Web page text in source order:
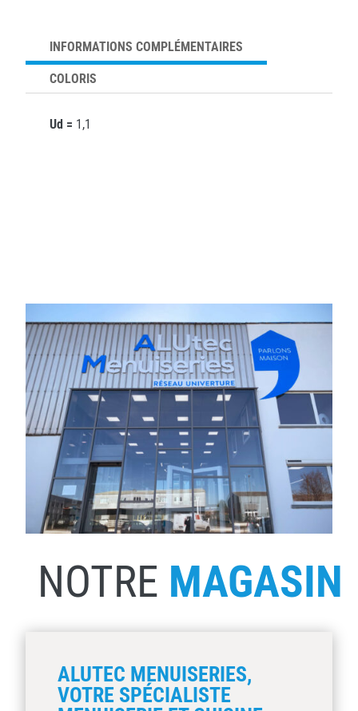
INFORMATIONS COMPLÉMENTAIRES
COLORIS
Ud = 1,1
NOTRE MAGASIN
ALUTEC MENUISERIES,
VOTRE SPÉCIALISTE